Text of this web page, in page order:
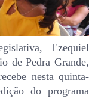
Ezequiel
de Pedra Grande,
nesta quinta-
do programa